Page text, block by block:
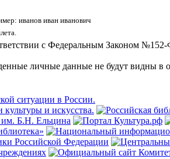
иванов иван иванович
с Федеральным Законом
личные данные не будут видны в